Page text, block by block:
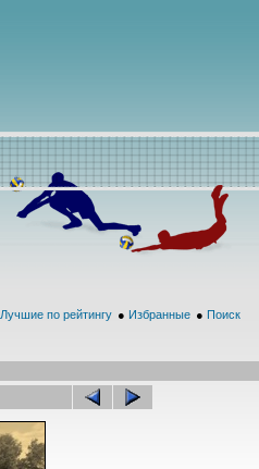
Лучшие по рейтингу ● Избранные ● Поиск